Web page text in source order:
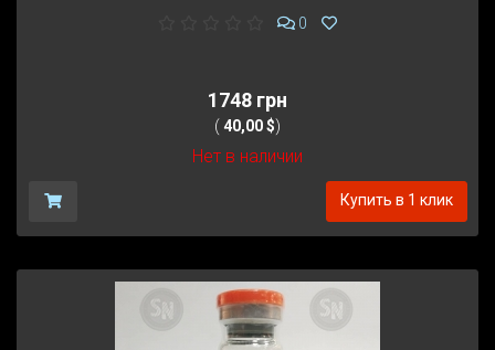
0
1748 грн
( 40,00 $)
Нет в наличии
Купить в 1 клик